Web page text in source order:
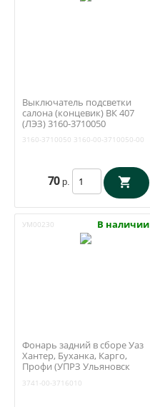
Выключатель подсветки
салона (концевик) ВК 407
(ЛЭЗ) 3160-3710050
3160-3710050 3160-00-3710050-00
70 р.
УМ00230 В наличии
Фонарь задний в сборе Уаз
Хантер, Буханка, Карго,
Профи (УПРЗ Ульяновск
3741-00-3716010